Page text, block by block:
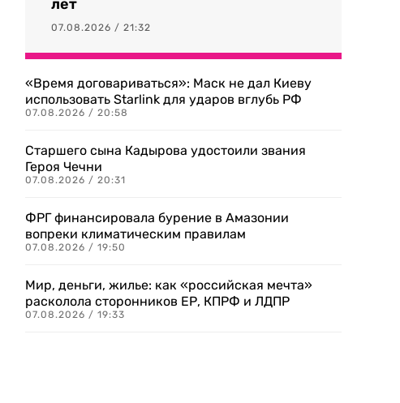
лет
07.08.2026 / 21:32
«Время договариваться»: Маск не дал Киеву
использовать Starlink для ударов вглубь РФ
07.08.2026 / 20:58
Старшего сына Кадырова удостоили звания
Героя Чечни
07.08.2026 / 20:31
ФРГ финансировала бурение в Амазонии
вопреки климатическим правилам
07.08.2026 / 19:50
Мир, деньги, жилье: как «российская мечта»
расколола сторонников ЕР, КПРФ и ЛДПР
07.08.2026 / 19:33